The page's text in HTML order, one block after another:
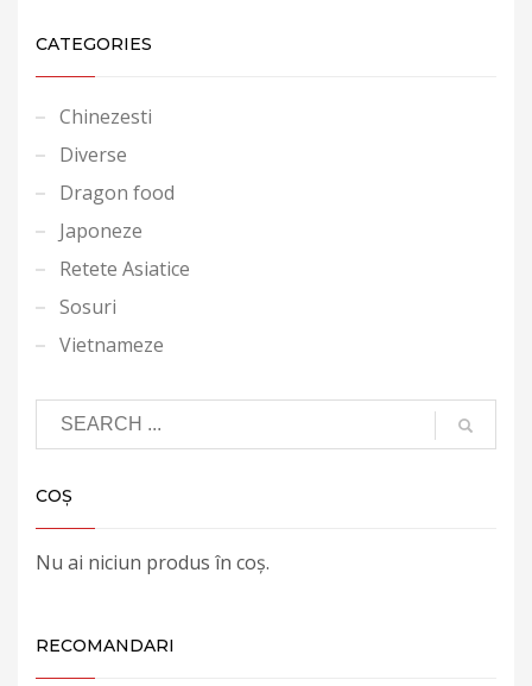
CATEGORIES
Chinezesti
Diverse
Dragon food
Japoneze
Retete Asiatice
Sosuri
Vietnameze
COȘ
Nu ai niciun produs în coș.
RECOMANDARI